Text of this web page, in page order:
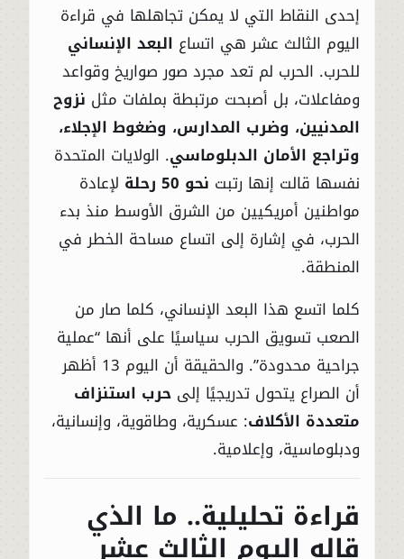
إحدى النقاط التي لا يمكن تجاهلها في قراءة
اليوم الثالث عشر هي اتساع البعد الإنساني
للحرب. الحرب لم تعد مجرد صور صواريخ وقواعد
ومفاعلات، بل أصبحت مرتبطة بملفات مثل نزوح
المدنيين، وضرب المدارس، وضغوط الإجلاء،
وتراجع الأمان الدبلوماسي. الولايات المتحدة
نفسها قالت إنها رتبت نحو 50 رحلة
لإعادة
مواطنين أمريكيين من الشرق الأوسط منذ بدء
الحرب، في إشارة إلى اتساع مساحة الخطر في
المنطقة.
كلما اتسع هذا البعد الإنساني، كلما صار من
الصعب تسويق الحرب سياسيًا على أنها “عملية
جراحية محدودة”. والحقيقة أن اليوم 13 أظهر
أن الصراع يتحول تدريجيًا إلى حرب استنزاف
متعددة الأكلاف: عسكرية، وطاقوية، وإنسانية،
ودبلوماسية، وإعلامية.
قراءة تحليلية.. ما الذي
قاله اليوم الثالث عشر